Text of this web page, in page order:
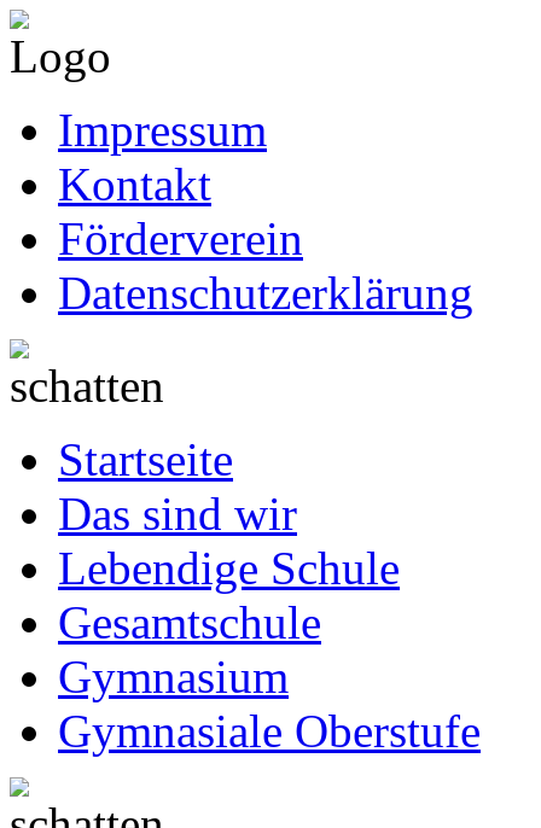
Impressum
Kontakt
Förderverein
Datenschutzerklärung
Startseite
Das sind wir
Lebendige Schule
Gesamtschule
Gymnasium
Gymnasiale Oberstufe